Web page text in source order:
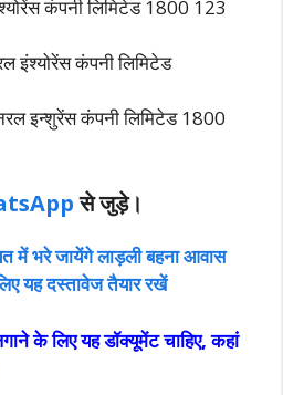
कंपनी लिमिटेड 1800 123
इंश्योरेंस कंपनी लिमिटेड
इन्शुरेंस कंपनीलिमिटेड 1800
से जुड़े।
में भरे जायेंगे लाड़ली बहना आवास
यह दस्तावेज तैयार रखें
के लिए यह डॉक्यूमेंट चाहिए, कहां